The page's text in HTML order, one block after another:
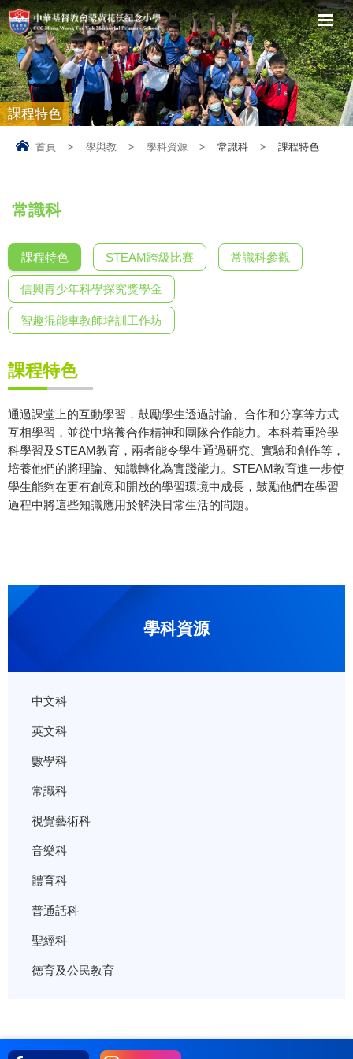
課程特色
首頁 > 學與教 > 學科資源 > 常識科 > 課程特色
常識科
課程特色 STEAM跨級比賽 常識科參觀
信興青少年科學探究獎學金
智趣混能車教師培訓工作坊
課程特色
通過課堂上的互動學習，鼓勵學生透過討論、合作和分享等方式
互相學習，並從中培養合作精神和團隊合作能力。本科着重跨學
科學習及STEAM教育，兩者能令學生通過研究、實驗和創作等，
培養他們的將理論、知識轉化為實踐能力。STEAM教育進一步使
學生能夠在更有創意和開放的學習環境中成長，鼓勵他們在學習
過程中將這些知識應用於解決日常生活的問題。
學科資源
中文科
英文科
數學科
常識科
視覺藝術科
音樂科
體育科
普通話科
聖經科
德育及公民教育